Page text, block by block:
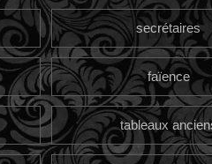
secrétaires
faïence
tableaux